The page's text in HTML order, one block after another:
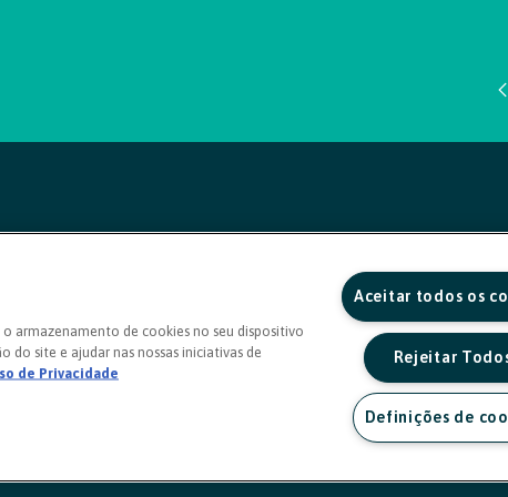
armazenamento de cookies no seu dispositivo
site e ajudar nas nossas iniciativas de
de Privacidade
Aceitar todos os
Rejeitar
Definições de